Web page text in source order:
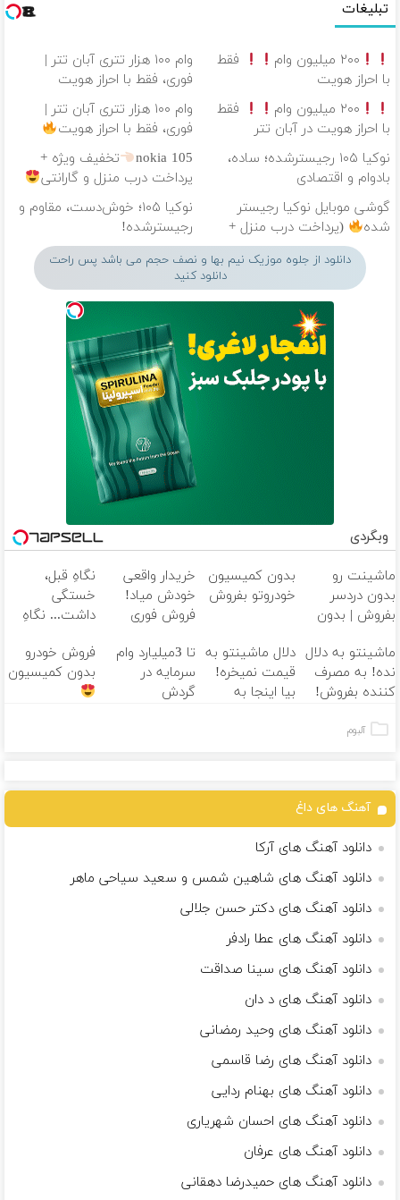
تبلیغات
۲۰۰ میلیون وام
فقط
با احراز هویت
وام ۱۰۰ هزار تتری آبان تتر |
فوری، فقط با احراز هویت
۲۰۰ میلیون وام
فقط
با احراز هویت در آبان تتر
وام ۱۰۰ هزار تتری آبان تتر |
فوری، فقط با احراز هویت
نوکیا ۱۰۵ رجیسترشده؛ ساده،
بادوام و اقتصادی
nokia 105
تخفیف ویژه +
پرداخت درب منزل و گارانتی
گوشی موبایل نوکیا رجیستر
شده
(پرداخت درب منزل +
تخفیف ویژه)
نوکیا ۱۰۵؛ خوش‌دست، مقاوم و
رجیسترشده!
دانلود از جلوه موزیک نیم بها و نصف حجم می باشد پس راحت
دانلود کنید
وبگردی
ماشینت رو
بدون دردسر
بفروش | بدون
بدون کمیسیون
خودروتو بفروش
خریدار واقعی
خودش میاد!
فروش فوری
مکانیک
نگاهِ قبل،
خستگی
داشت... نگاهِ
بلفا با 25%
تخفیف
ماشینتو به دلال
نده! به مصرف
کننده بفروش!
یک تماس
دلال ماشینتو به
قیمت نمیخره!
بیا اینجا به
تا 3میلیارد وام
سرمایه در
گردش
فروش خودرو
بدون کمیسیون
آلبوم
آهنگ های داغ
دانلود آهنگ های آرکا
دانلود آهنگ های شاهین شمس و سعید سیاحی ماهر
دانلود آهنگ های دکتر حسن جلالی
دانلود آهنگ های عطا رادفر
دانلود آهنگ های سینا صداقت
دانلود آهنگ های د دان
دانلود آهنگ های وحید رمضانی
دانلود آهنگ های رضا قاسمی
دانلود آهنگ های بهنام ردایی
دانلود آهنگ های احسان شهریاری
دانلود آهنگ های عرفان
دانلود آهنگ های حمیدرضا دهقانی